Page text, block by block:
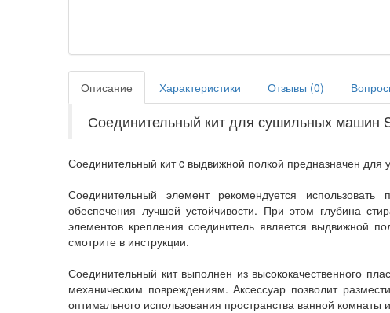
Описание Характеристики Отзывы (0)
Соединительный кит для сушильных машин
Соединительный кит c выдвижной полкой предназначен
Соединительный элемент рекомендуется
обеспечения лучшей устойчивости. При этом глубина
элементов крепления соединитель является выдвижной
смотрите в инструкции.
Соединительный кит выполнен из высококачественного
механическим повреждениям. Аксессуар позволит
оптимального использования пространства ванной комнаты